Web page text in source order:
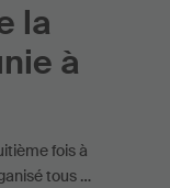
la
à
fois à
tous …